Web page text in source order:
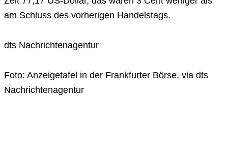
am Schluss des vorherigen Handelstags.
dts Nachrichtenagentur
Foto: Anzeigetafel in der Frankfurter Börse, via dts
Nachrichtenagentur